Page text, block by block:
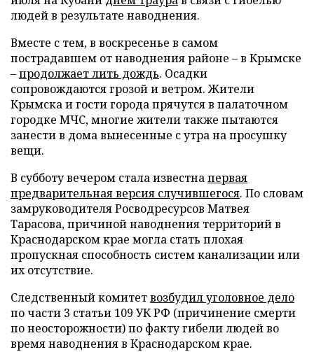
людей в результате наводнения.
Вместе с тем, в воскресенье в самом
пострадавшем от наводнения районе – в Крымске
–продолжает лить дождь. Осадки
сопровождаются грозой и ветром. Жители
Крымска и гости города прячутся в палаточном
городке МЧС, многие жители также пытаются
занести в дома вынесенные с утра на просушку
вещи.
В субботу вечером стала известнапервая
предварительная версия случившегося. По словам
замруководителя Росводресурсов Матвея
Тарасова, причиной наводнения территорий в
Краснодарском крае могла стать плохая
пропускная способность систем канализации или
их отсутствие.
Следственный комитетвозбудил уголовное дело
по части 3 статьи 109 УК РФ (причинение смерти
по неосторожности) по факту гибели людей во
время наводнения в Краснодарском крае.